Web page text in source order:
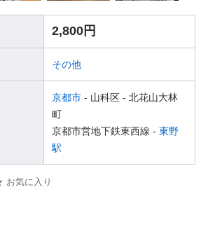
2,800円
その他
京都市 - 山科区 - 北花山大林
町
京都市営地下鉄東西線 - 東野
駅
お気に入り